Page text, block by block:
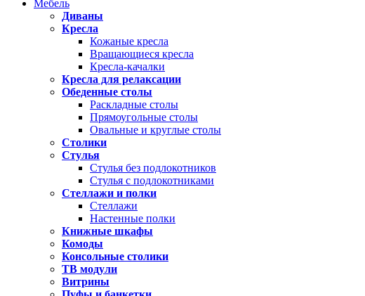
Мебель
Диваны
Кресла
Кожаные кресла
Вращающиеся кресла
Кресла-качалки
Кресла для релаксации
Обеденные столы
Раскладные столы
Прямоугольные столы
Овальные и круглые столы
Столики
Стулья
Стулья без подлокотников
Стулья с подлокотниками
Стеллажи и полки
Стеллажи
Настенные полки
Книжные шкафы
Комоды
Консольные столики
ТВ модули
Витрины